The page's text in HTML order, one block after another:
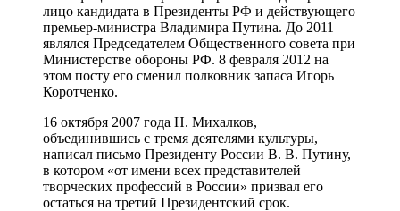
лицо кандидата в Президенты РФ и действующего
премьер-министра Владимира Путина. До 2011
являлся Председателем Общественного совета при
Министерстве обороны РФ. 8 февраля 2012 на
этом посту его сменил полковник запаса Игорь
Коротченко.
16 октября 2007 года Н. Михалков,
объединившись с тремя деятелями культуры,
написал письмо Президенту России В. В. Путину,
в котором «от имени всех представителей
творческих профессий в России» призвал его
остаться на третий Президентский срок.